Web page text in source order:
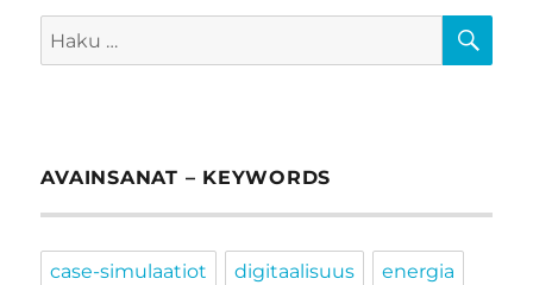
Etsi:
AVAINSANAT – KEYWORDS
case-simulaatiot digitaalisuus energia